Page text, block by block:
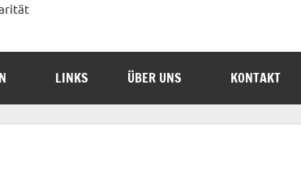
LINKS ÜBER UNS KONTAKT